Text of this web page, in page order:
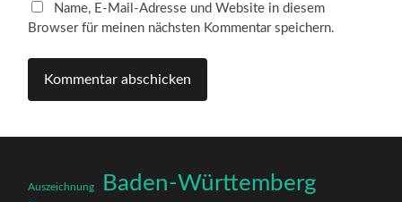
Name, E-Mail-Adresse und Website in diesem
Browser für meinen nächsten Kommentar speichern.
Auszeichnung Baden-Württemberg